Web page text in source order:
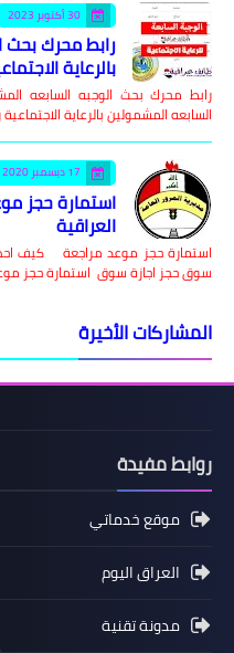
30 أكتوبر 2023
رابط محرك بحث
بالرعاية
رابط محرك بحث الوجبه السابعه
السابعه المشمولين بالرعاية
17 ديسمبر 2020
استمارة حجز
العراقية
استمارة حجز موعد مراجعة كيف
سوق حجز اجازة سوق استمارة حجز
المشاركات الأخيرة
روابط مفيدة
موقع خدماتي
العراق اليوم
مدونة تقنية